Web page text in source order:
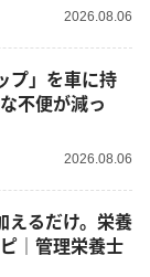
2026.08.06
不便が減っ
2026.08.06
えるだけ。栄養
｜管理栄養士